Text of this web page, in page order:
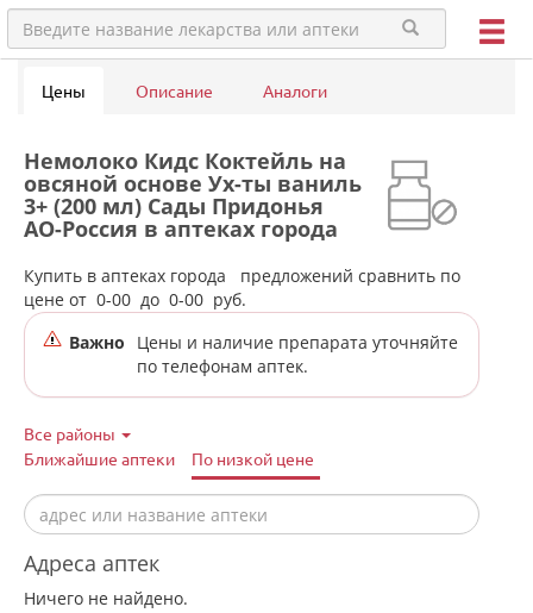
Цены Описание Аналоги
Немолоко Кидс Коктейль на
овсяной основе Ух-ты ваниль
3+ (200 мл) Сады Придонья
АО-Россия в аптеках города
Купить в аптеках города
предложений сравнить по
цене от 0-00 до 0-00 руб.
Важно
Цены и наличие препарата уточняйте
по телефонам аптек.
Все районы
Ближайшие аптеки
По низкой цене
Адреса аптек
Ничего не найдено.